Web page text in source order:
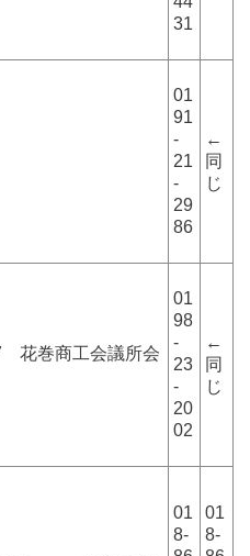
31
01
91
-
21
-
29
86
←
同
じ
花巻商工会議所会
01
98
-
23
-
20
02
←
同
じ
01
8-
01
8-